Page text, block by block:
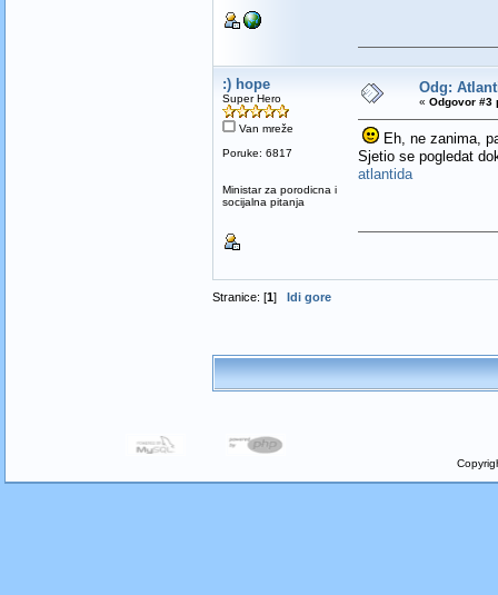
:) hope
Super Hero
Van mreže
Poruke: 6817
Ministar za porodicna i
socijalna pitanja
Odg:
« Odgovor #3
Eh, ne zanima,
Sjetio se pogledat
atlantida
Stranice: [1] Idi gore